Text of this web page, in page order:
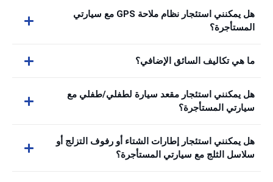
هل يمكنني استئجار نظام ملاحة GPS مع سيارتي
المستأجرة؟
ما هي تكاليف السائق الإضافي؟
هل يمكنني استئجار مقعد سيارة لطفلي/طفلي مع
سيارتي المستأجرة؟
هل يمكنني استئجار إطارات الشتاء أو رفوف التزلج أو
سلاسل الثلج مع سيارتي المستأجرة؟